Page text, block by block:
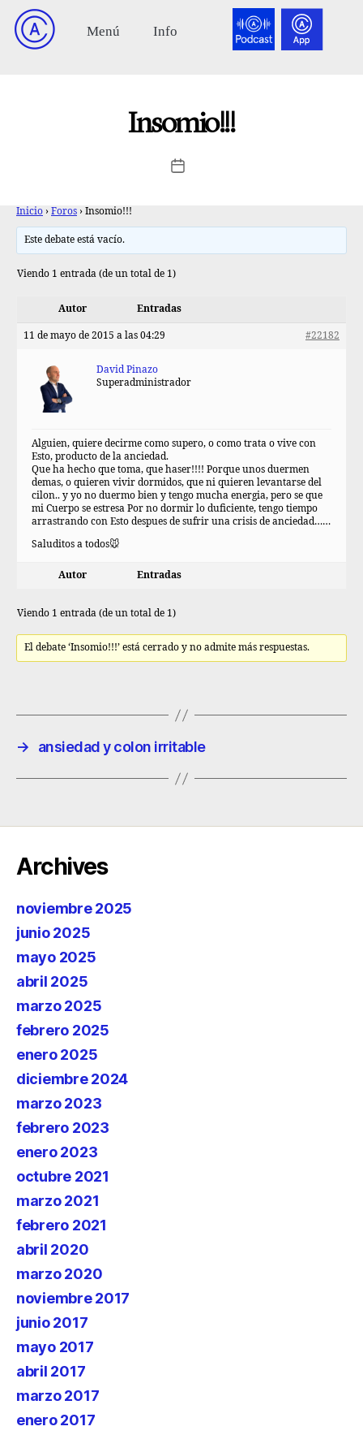
Insomio!!!
Inicio › Foros › Insomio!!!
Este debate está vacío.
Viendo 1 entrada (de un total de 1)
Autor Entradas
11 de mayo de 2015 a las 04:29 #22182
David Pinazo
Superadministrador
Alguien, quiere decirme como supero, o como trata o vive con
Esto, producto de la anciedad.
Que ha hecho que toma, que haser!!!! Porque unos duermen
demas, o quieren vivir dormidos, que ni quieren levantarse del
cilon.. y yo no duermo bien y tengo mucha energia, pero se que
mi Cuerpo se estresa Por no dormir lo duficiente, tengo tiempo
arrastrando con Esto despues de sufrir una crisis de anciedad……
Saluditos a todos🐭
Autor Entradas
Viendo 1 entrada (de un total de 1)
El debate ‘Insomio!!!’ está cerrado y no admite más respuestas.
→ ansiedad y colon irritable
Archives
noviembre 2025
junio 2025
mayo 2025
abril 2025
marzo 2025
febrero 2025
enero 2025
diciembre 2024
marzo 2023
febrero 2023
enero 2023
octubre 2021
marzo 2021
febrero 2021
abril 2020
marzo 2020
noviembre 2017
junio 2017
mayo 2017
abril 2017
marzo 2017
enero 2017